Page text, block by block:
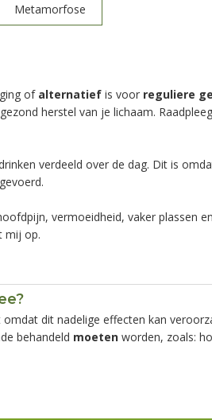
Metamorfose
of alternatiefis voor reguliere
herstel van je lichaam.
verdeeld over de dag. Dit is
vermoeidheid, vaker plassen
mij op.
dit nadelige effecten kan
behandeld moetenworden, zoals: